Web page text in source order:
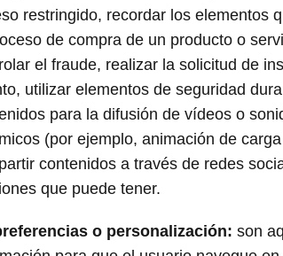
restringido, recordar los elementos
de compra de un producto o
el fraude, realizar la solicitud de
utilizar elementos de seguridad
para la difusión de vídeos o
(por ejemplo, animación de
contenidos a través de redes
que puede tener.
o personalización: son